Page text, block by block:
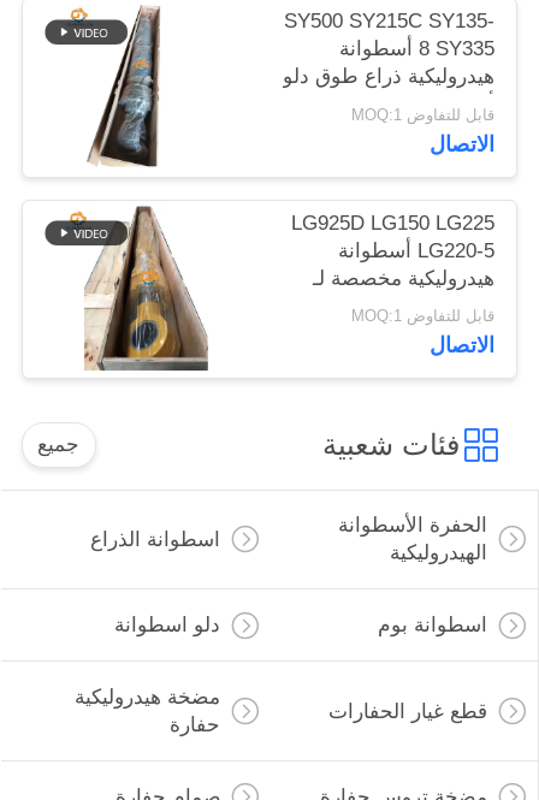
SY500 SY215C SY135-
8 SY335 أسطوانة
هيدروليكية ذراع طوق دلو
أسطوانة على الحفرة
قابل للتفاوض MOQ:1
الاتصال
LG925D LG150 LG225
LG220-5 أسطوانة
هيدروليكية مخصصة لـ
Liugong Excavator
قابل للتفاوض MOQ:1
الاتصال
فئات شعبية جميع
الحفرة الأسطوانة
الهيدروليكية
اسطوانة الذراع
اسطوانة بوم دلو اسطوانة
قطع غيار الحفارات
مضخة هيدروليكية
حفارة